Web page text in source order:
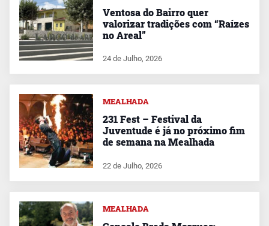
Ventosa do Bairro quer
valorizar tradições com “Raízes
no Areal”
24 de Julho, 2026
MEALHADA
231 Fest – Festival da
Juventude é já no próximo fim
de semana na Mealhada
22 de Julho, 2026
MEALHADA